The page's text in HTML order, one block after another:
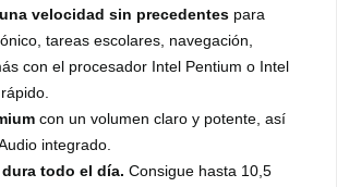
velocidad sin precedentes para
tareas escolares, navegación,
con el procesador Intel Pentium o Intel
con un volumen claro y potente, así
integrado.
todo el día. Consigue hasta 10,5